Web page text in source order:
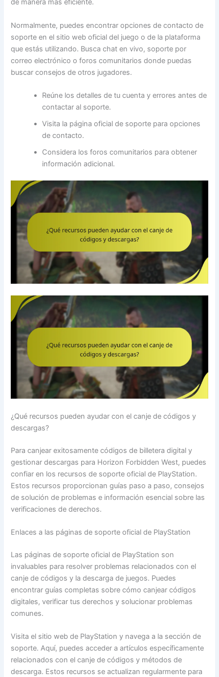
de manera más eficiente.
Normalmente, puedes encontrar opciones de contacto de
soporte en el sitio web oficial del juego o de la plataforma
que estás utilizando. Busca chat en vivo, soporte por
correo electrónico o foros comunitarios donde puedas
buscar consejos de otros jugadores.
Reúne los detalles de tu cuenta y errores antes de
contactar al soporte.
Visita la página oficial de soporte para opciones
de contacto.
Considera los foros comunitarios para obtener
información adicional.
¿Qué recursos pueden ayudar con el canje de códigos y
descargas?
Para canjear exitosamente códigos de billetera digital y
gestionar descargas para Horizon Forbidden West, puedes
confiar en los recursos de soporte oficial de PlayStation.
Estos recursos proporcionan guías paso a paso, consejos
de solución de problemas e información esencial sobre las
verificaciones de derechos.
Enlaces a las páginas de soporte oficial de PlayStation
Las páginas de soporte oficial de PlayStation son
invaluables para resolver problemas relacionados con el
canje de códigos y la descarga de juegos. Puedes
encontrar guías completas sobre cómo canjear códigos
digitales, verificar tus derechos y solucionar problemas
comunes.
Visita el sitio web de PlayStation y navega a la sección de
soporte. Aquí, puedes acceder a artículos específicamente
relacionados con el canje de códigos y métodos de
descarga. Estos recursos se actualizan regularmente para